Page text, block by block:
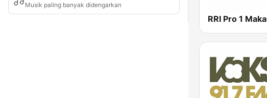
Musik paling banyak didengarkan